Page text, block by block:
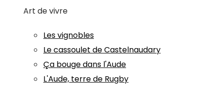
Art de vivre
Les vignobles
Le cassoulet de Castelnaudary
Ça bouge dans l'Aude
L'Aude, terre de Rugby